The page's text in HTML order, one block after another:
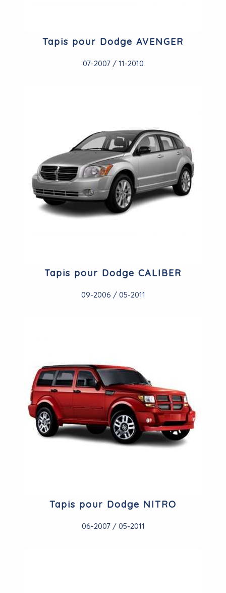
Tapis pour Dodge AVENGER
07-2007 / 11-2010
Tapis pour Dodge CALIBER
09-2006 / 05-2011
Tapis pour Dodge NITRO
06-2007 / 05-2011